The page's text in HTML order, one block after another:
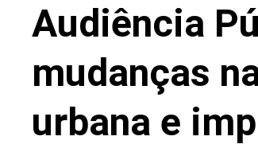
Audiência
mudanças
urbana e